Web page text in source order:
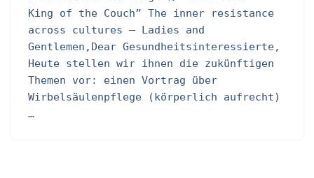
King of the Couch” The inner resistance
across cultures – Ladies and
Gentlemen,Dear Gesundheitsinteressierte,
Heute stellen wir ihnen die zukünftigen
Themen vor: einen Vortrag über
Wirbelsäulenpflege (körperlich aufrecht)
…